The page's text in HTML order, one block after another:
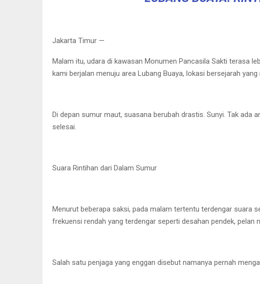
Jakarta Timur —
Malam itu, udara di kawasan Monumen Pancasila Sakti terasa
kami berjalan menuju area Lubang Buaya, lokasi bersejarah
Di depan sumur maut, suasana berubah drastis. Sunyi. Tak ada
selesai.
Suara Rintihan dari Dalam Sumur
Menurut beberapa saksi, pada malam tertentu terdengar suara
frekuensi rendah yang terdengar seperti desahan pendek, pelan
Salah satu penjaga yang enggan disebut namanya pernah